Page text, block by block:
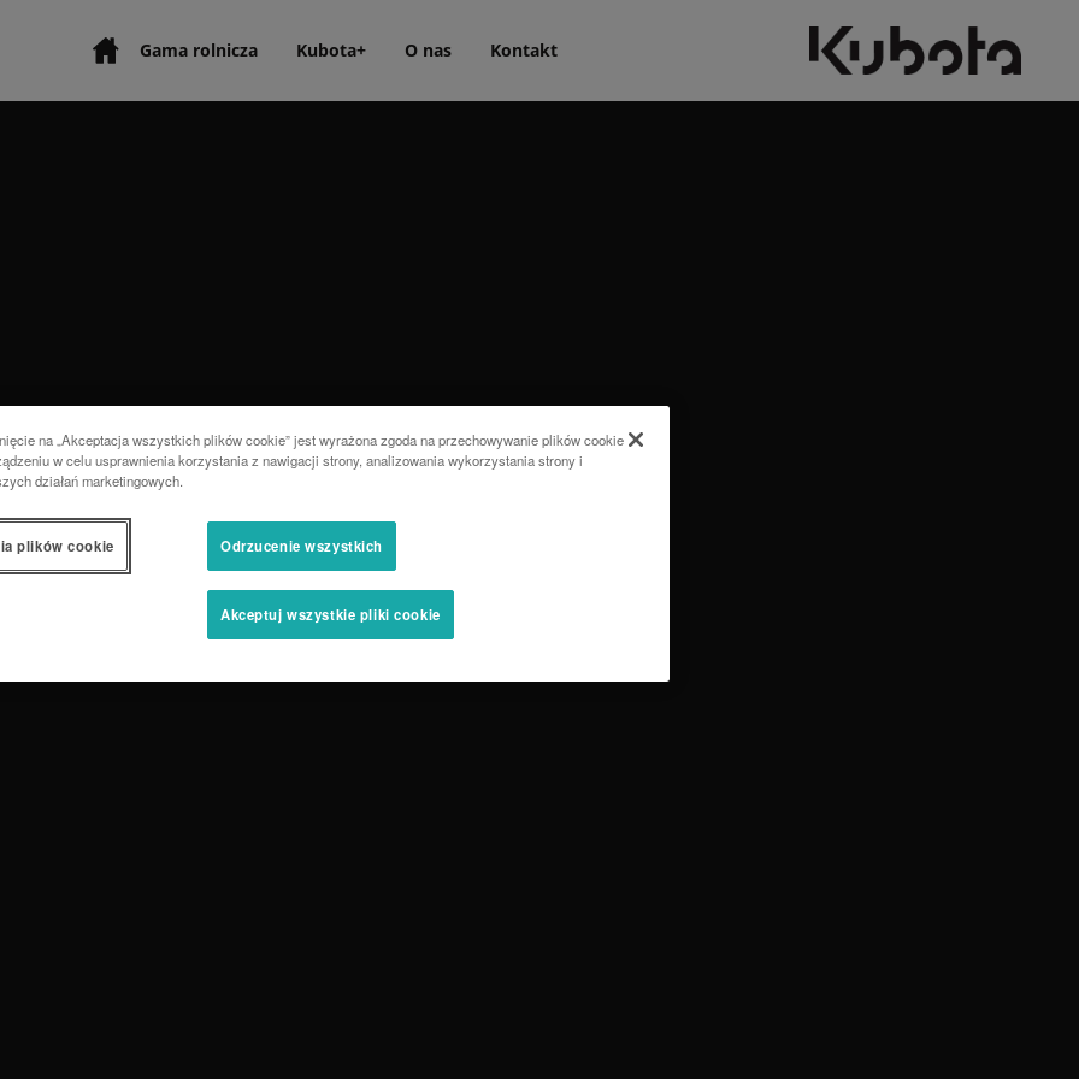
Gama rolnicza Kubota+ O nas Kontakt
na „Akceptacja wszystkich plików cookie” jest wyrażona zgoda na przechowywanie plików cookie
w celu usprawnienia korzystania z nawigacji strony, analizowania wykorzystania strony i
działań marketingowych.
Odrzucenie wszystkich
Akceptuj wszystkie pliki cookie
plików cookie